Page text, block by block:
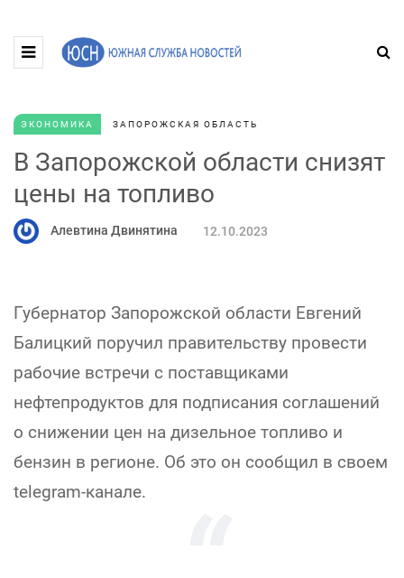
ЭКОНОМИКА ЗАПОРОЖСКАЯ ОБЛАСТЬ
В Запорожской области снизят
цены на топливо
Алевтина Двинятина 12.10.2023
Губернатор Запорожской области Евгений
Балицкий поручил правительству провести
рабочие встречи с поставщиками
нефтепродуктов для подписания соглашений
о снижении цен на дизельное топливо и
бензин в регионе. Об это он сообщил в своем
telegram-канале.